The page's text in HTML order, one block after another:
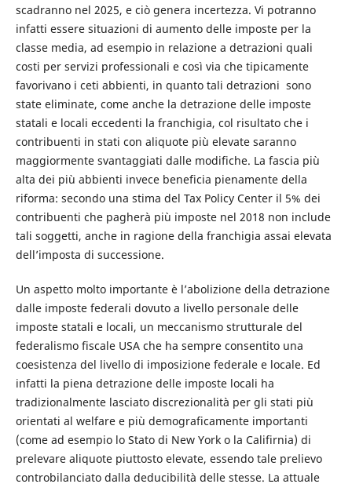
scadranno nel 2025, e ciò genera incertezza. Vi potranno
infatti essere situazioni di aumento delle imposte per la
classe media, ad esempio in relazione a detrazioni quali
costi per servizi professionali e così via che tipicamente
favorivano i ceti abbienti, in quanto tali detrazioni sono
state eliminate, come anche la detrazione delle imposte
statali e locali eccedenti la franchigia, col risultato che i
contribuenti in stati con aliquote più elevate saranno
maggiormente svantaggiati dalle modifiche. La fascia più
alta dei più abbienti invece beneficia pienamente della
riforma: secondo una stima del Tax Policy Center il 5% dei
contribuenti che pagherà più imposte nel 2018 non include
tali soggetti, anche in ragione della franchigia assai elevata
dell’imposta di successione.
Un aspetto molto importante è l’abolizione della detrazione
dalle imposte federali dovuto a livello personale delle
imposte statali e locali, un meccanismo strutturale del
federalismo fiscale USA che ha sempre consentito una
coesistenza del livello di imposizione federale e locale. Ed
infatti la piena detrazione delle imposte locali ha
tradizionalmente lasciato discrezionalità per gli stati più
orientati al welfare e più demograficamente importanti
(come ad esempio lo Stato di New York o la Califirnia) di
prelevare aliquote piuttosto elevate, essendo tale prelievo
controbilanciato dalla deducibilità delle stesse. La attuale